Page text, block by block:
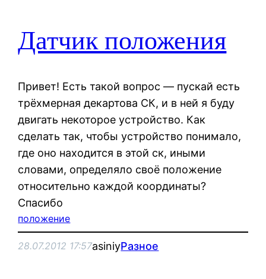
Датчик положения
Привет! Есть такой вопрос — пускай есть
трёхмерная декартова СК, и в ней я буду
двигать некоторое устройство. Как
сделать так, чтобы устройство понимало,
где оно находится в этой ск, иными
словами, определяло своё положение
относительно каждой координаты?
Спасибо
положение
28.07.2012 17:57asiniyРазное